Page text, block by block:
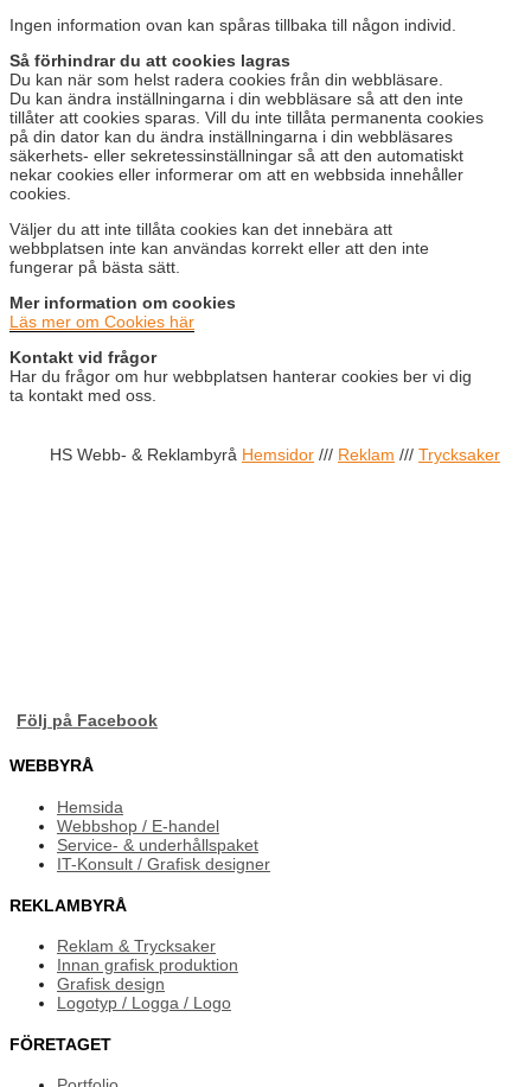
Ingen information ovan kan spåras tillbaka till någon individ.
Så förhindrar du att cookies lagras
Du kan när som helst radera cookies från din webbläsare.
Du kan ändra inställningarna i din webbläsare så att den inte
tillåter att cookies sparas. Vill du inte tillåta permanenta cookies
på din dator kan du ändra inställningarna i din webbläsares
säkerhets- eller sekretessinställningar så att den automatiskt
nekar cookies eller informerar om att en webbsida innehåller
cookies.
Väljer du att inte tillåta cookies kan det innebära att
webbplatsen inte kan användas korrekt eller att den inte
fungerar på bästa sätt.
Mer information om cookies
Läs mer om Cookies här
Kontakt vid frågor
Har du frågor om hur webbplatsen hanterar cookies ber vi dig
ta kontakt med oss.
HS Webb- & Reklambyrå Hemsidor /// Reklam /// Trycksaker
Följ på Facebook
WEBBYRÅ
Hemsida
Webbshop / E-handel
Service- & underhållspaket
IT-Konsult / Grafisk designer
REKLAMBYRÅ
Reklam & Trycksaker
Innan grafisk produktion
Grafisk design
Logotyp / Logga / Logo
FÖRETAGET